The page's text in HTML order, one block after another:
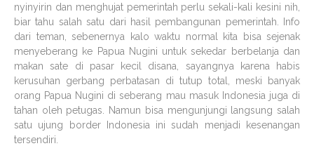
nyinyirin dan menghujat pemerintah perlu sekali-kali kesini nih,
biar tahu salah satu dari hasil pembangunan pemerintah. Info
dari teman, sebenernya kalo waktu normal kita bisa sejenak
menyeberang ke Papua Nugini untuk sekedar berbelanja dan
makan sate di pasar kecil disana, sayangnya karena habis
kerusuhan gerbang perbatasan di tutup total, meski banyak
orang Papua Nugini di seberang mau masuk Indonesia juga di
tahan oleh petugas. Namun bisa mengunjungi langsung salah
satu ujung border Indonesia ini sudah menjadi kesenangan
tersendiri.